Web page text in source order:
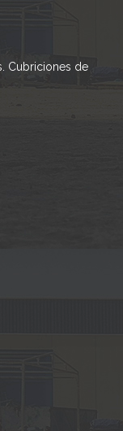
Cubriciones de